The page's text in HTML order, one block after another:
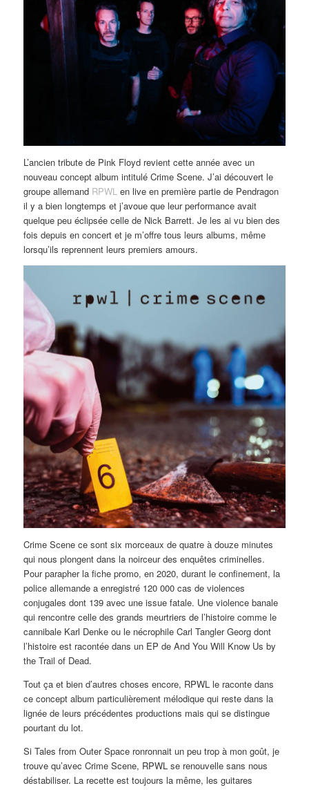
L’ancien tribute de Pink Floyd revient cette année avec un
nouveau concept album intitulé Crime Scene. J’ai découvert le
groupe allemand RPWL en live en première partie de Pendragon
il y a bien longtemps et j’avoue que leur performance avait
quelque peu éclipsée celle de Nick Barrett. Je les ai vu bien des
fois depuis en concert et je m’offre tous leurs albums, même
lorsqu’ils reprennent leurs premiers amours.
Crime Scene ce sont six morceaux de quatre à douze minutes
qui nous plongent dans la noirceur des enquêtes criminelles.
Pour parapher la fiche promo, en 2020, durant le confinement, la
police allemande a enregistré 120 000 cas de violences
conjugales dont 139 avec une issue fatale. Une violence banale
qui rencontre celle des grands meurtriers de l’histoire comme le
cannibale Karl Denke ou le nécrophile Carl Tangler Georg dont
l’histoire est racontée dans un EP de And You Will Know Us by
the Trail of Dead.
Tout ça et bien d’autres choses encore, RPWL le raconte dans
ce concept album particulièrement mélodique qui reste dans la
lignée de leurs précédentes productions mais qui se distingue
pourtant du lot.
Si Tales from Outer Space ronronnait un peu trop à mon goût, je
trouve qu’avec Crime Scene, RPWL se renouvelle sans nous
déstabiliser. La recette est toujours la même, les guitares